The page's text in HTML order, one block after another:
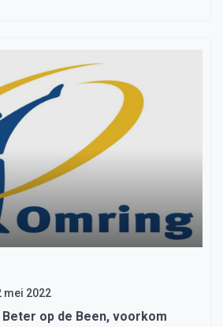
mei 2022
op de Been, voorkom